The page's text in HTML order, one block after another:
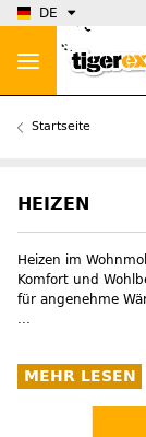
DE
Startseite
HEIZEN
Heizen im
Komfort und
für angenehme
...
MEHR LESEN